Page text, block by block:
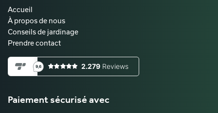
Accueil
À propos de nous
Conseils de jardinage
Prendre contact
Paiement sécurisé avec